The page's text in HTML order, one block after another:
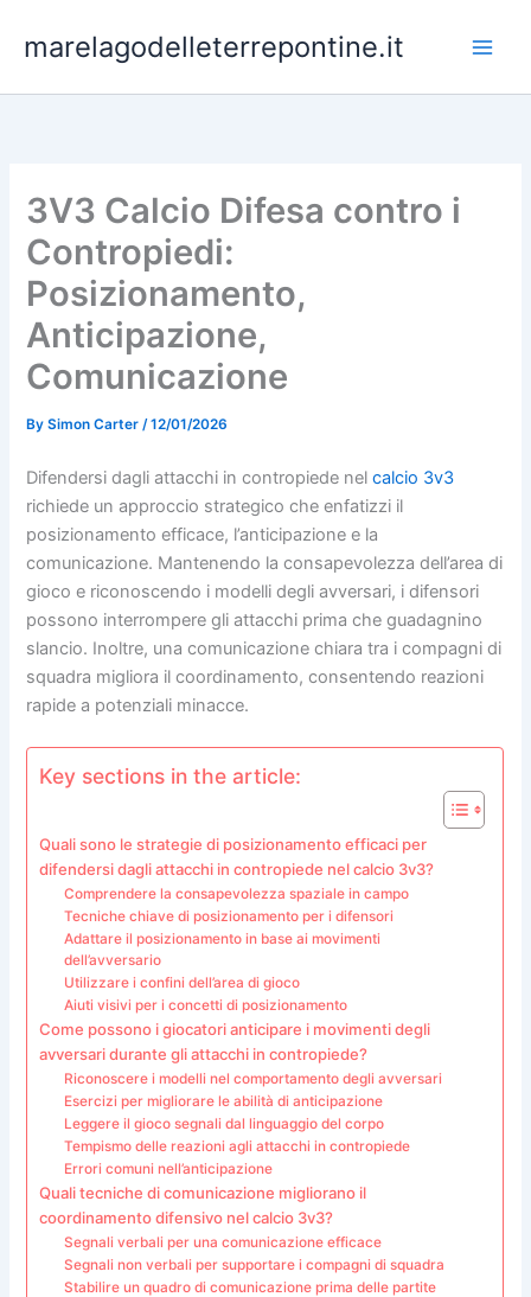
marelagodelleterrepontine.it
3V3 Calcio Difesa contro i
Contropiedi:
Posizionamento,
Anticipazione,
Comunicazione
BySimon Carter/12/01/2026
Difendersi dagli attacchi in contropiede nelcalcio 3v3
richiede un approccio strategico che enfatizzi il
posizionamento efficace, l’anticipazione e la
comunicazione. Mantenendo la consapevolezza dell’area di
gioco e riconoscendo i modelli degli avversari, i difensori
possono interrompere gli attacchi prima che guadagnino
slancio. Inoltre, una comunicazione chiara tra i compagni di
squadra migliora il coordinamento, consentendo reazioni
rapide a potenziali minacce.
Key sections in the article:
Quali sono le strategie di posizionamento efficaci per
difendersi dagli attacchi in contropiede nel calcio 3v3?
Comprendere la consapevolezza spaziale in campo
Tecniche chiave di posizionamento per i difensori
Adattare il posizionamento in base ai movimenti
dell’avversario
Utilizzare i confini dell’area di gioco
Aiuti visivi per i concetti di posizionamento
Come possono i giocatori anticipare i movimenti degli
avversari durante gli attacchi in contropiede?
Riconoscere i modelli nel comportamento degli avversari
Esercizi per migliorare le abilità di anticipazione
Leggere il gioco segnali dal linguaggio del corpo
Tempismo delle reazioni agli attacchi in contropiede
Errori comuni nell’anticipazione
Quali tecniche di comunicazione migliorano il
coordinamento difensivo nel calcio 3v3?
Segnali verbali per una comunicazione efficace
Segnali non verbali per supportare i compagni di squadra
Stabilire un quadro di comunicazione prima delle partite